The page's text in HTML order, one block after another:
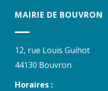
MAIRIE DE BOUVRON
12, rue Louis Guihot
44130 Bouvron
Horaires :